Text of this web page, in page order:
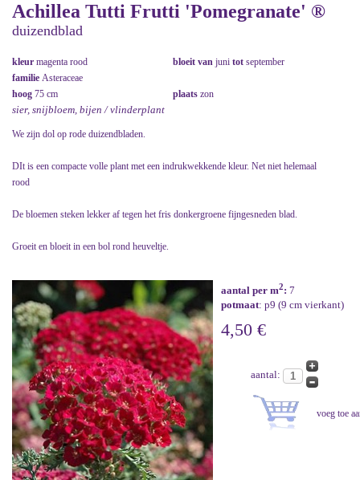
Achillea Tutti Frutti 'Pomegranate' ®
duizendblad
kleur magenta rood bloeit van juni tot september
familie Asteraceae
hoog 75 cm plaats zon
sier, snijbloem, bijen / vlinderplant
We zijn dol op rode duizendbladen.
DIt is een compacte volle plant met een indrukwekkende kleur. Net niet helemaal
rood
De bloemen steken lekker af tegen het fris donkergroene fijngesneden blad.
Groeit en bloeit in een bol rond heuveltje.
aantal per m2: 7
potmaat: p9 (9 cm vierkant)
4,50 €
aantal: